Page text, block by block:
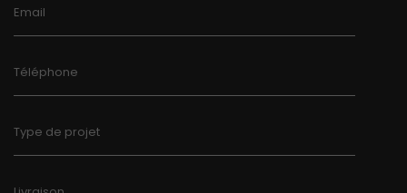
Email
Téléphone
Type de projet